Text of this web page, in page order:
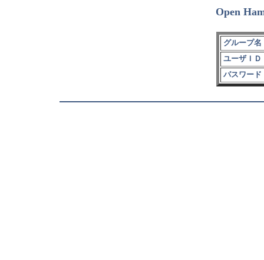
Open
グループ
ユーザＩ
パスワー